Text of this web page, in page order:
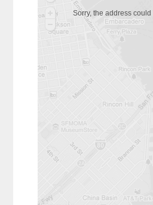
Sorry, the address could